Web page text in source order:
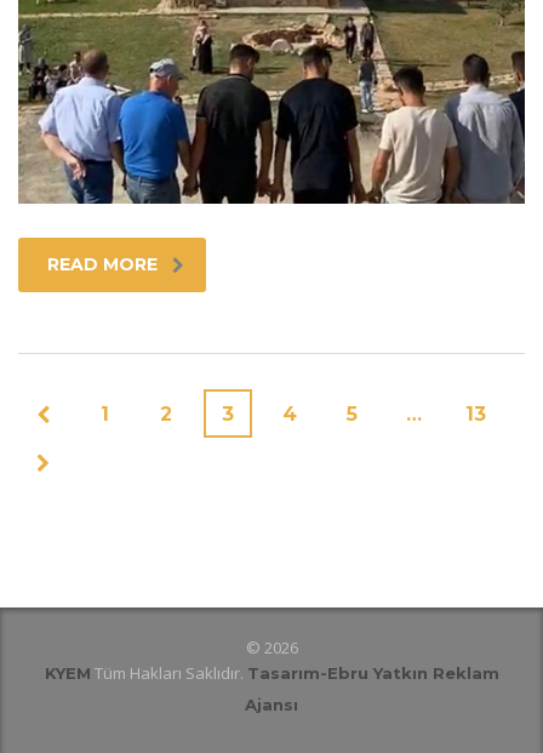
READ MORE
1 2 3 4 5 … 13
© 2026
KYEM Tüm Hakları Saklıdır. Tasarım-Ebru Yatkın Reklam
Ajansı